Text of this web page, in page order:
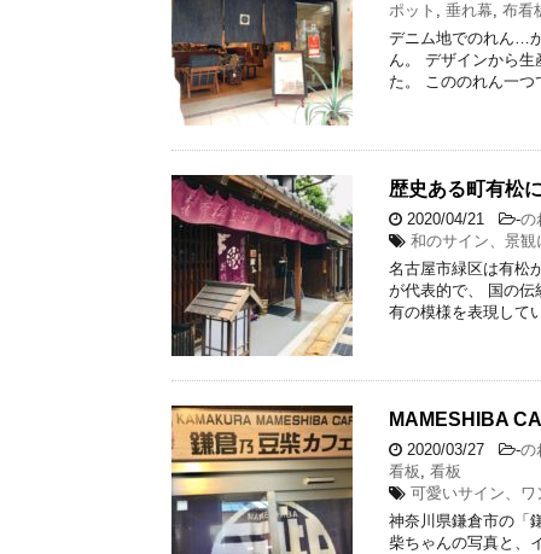
ポット , 垂れ幕, 布看
デニム地でのれん…
ん。 デザインから
た。 こののれん一
歴史ある町有松
2020/04/21 -の
和のサイン、景観
名古屋市緑区は有松
が代表的で、 国の伝
有の模様を表現して
MAMESHIBA
2020/03/27 -の
看板, 看板
可愛いサイン、ワ
神奈川県鎌倉市の「
柴ちゃんの写真と、